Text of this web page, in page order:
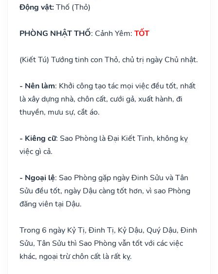
Động vật: Thố (Thỏ)
PHÒNG NHẬT THỐ: Cảnh Yêm: TỐT
(Kiết Tú) Tướng tinh con Thỏ, chủ trị ngày Chủ nhật.
- Nên làm: Khởi công tạo tác mọi việc đều tốt, nhất
là xây dựng nhà, chôn cất, cưới gả, xuất hành, đi
thuyền, mưu sự, cắt áo.
- Kiêng cữ: Sao Phòng là Đại Kiết Tinh, không kỵ
việc gì cả.
- Ngoại lệ: Sao Phòng gặp ngày Đinh Sửu và Tân
Sửu đều tốt, ngày Dậu càng tốt hơn, vì sao Phòng
đăng viên tại Dậu.
Trong 6 ngày Kỷ Tị, Đinh Tị, Kỷ Dậu, Quý Dậu, Đinh
Sửu, Tân Sửu thì Sao Phòng vẫn tốt với các việc
khác, ngoại trừ chôn cất là rất kỵ.